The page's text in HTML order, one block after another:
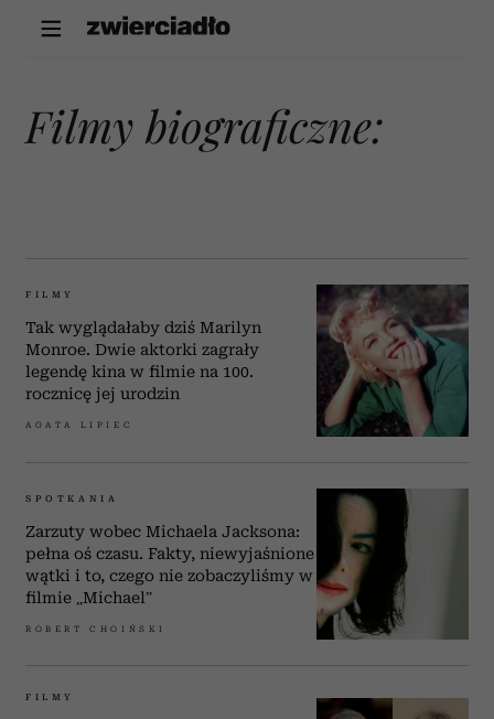
filmy biograficzne:
FILMY
Tak wyglądałaby dziś Marilyn
Monroe. Dwie aktorki zagrały
legendę kina w filmie na 100.
rocznicę jej urodzin
AGATA LIPIEC
SPOTKANIA
Zarzuty wobec Michaela Jacksona:
pełna oś czasu. Fakty, niewyjaśnione
wątki i to, czego nie zobaczyliśmy w
filmie „Michael”
ROBERT CHOIŃSKI
FILMY